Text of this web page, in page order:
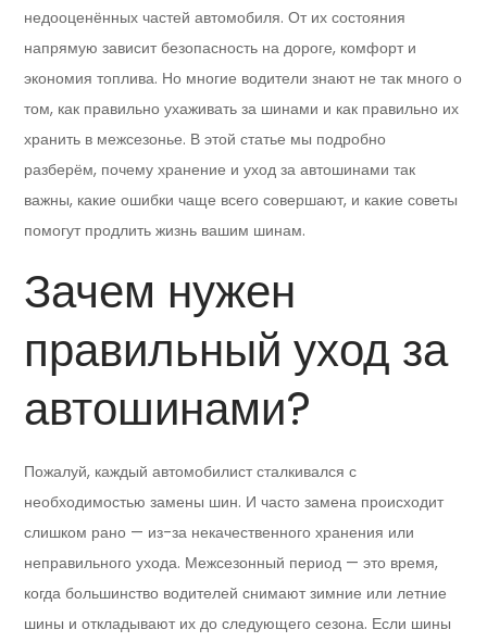
недооценённых частей автомобиля. От их состояния
напрямую зависит безопасность на дороге, комфорт и
экономия топлива. Но многие водители знают не так много о
том, как правильно ухаживать за шинами и как правильно их
хранить в межсезонье. В этой статье мы подробно
разберём, почему хранение и уход за автошинами так
важны, какие ошибки чаще всего совершают, и какие советы
помогут продлить жизнь вашим шинам.
Зачем нужен
правильный уход за
автошинами?
Пожалуй, каждый автомобилист сталкивался с
необходимостью замены шин. И часто замена происходит
слишком рано — из-за некачественного хранения или
неправильного ухода. Межсезонный период — это время,
когда большинство водителей снимают зимние или летние
шины и откладывают их до следующего сезона. Если шины